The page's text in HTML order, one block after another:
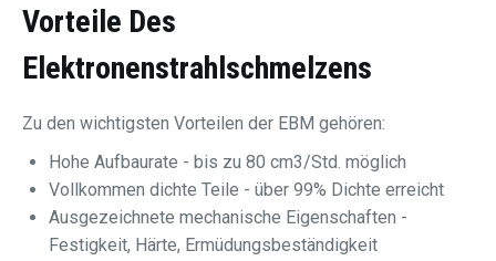
Vorteile Des
Elektronenstrahlschmelzens
Zu den wichtigsten Vorteilen der EBM gehören:
Hohe Aufbaurate - bis zu 80 cm3/Std. möglich
Vollkommen dichte Teile - über 99% Dichte erreicht
Ausgezeichnete mechanische Eigenschaften -
Festigkeit, Härte, Ermüdungsbeständigkeit